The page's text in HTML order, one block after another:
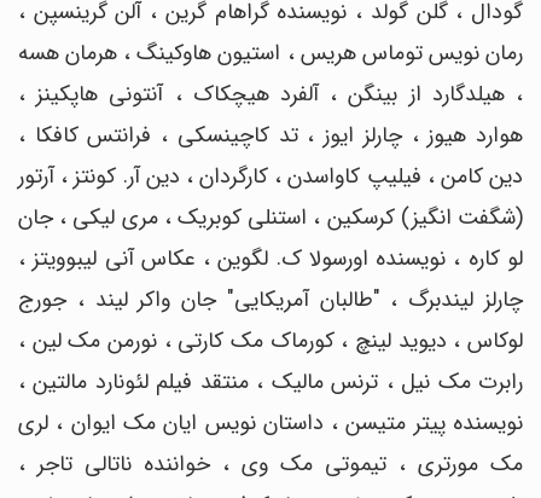
گودال ، گلن گولد ، نویسنده گراهام گرین ، آلن گرینسپن ،
رمان نویس توماس هریس ، استیون هاوکینگ ، هرمان هسه
، هیلدگارد از بینگن ، آلفرد هیچکاک ، آنتونی هاپکینز ،
هوارد هیوز ، چارلز ایوز ، تد کاچینسکی ، فرانتس کافکا ،
دین کامن ، فیلیپ کاواسدن ، کارگردان ، دین آر. کونتز ، آرتور
(شگفت انگیز) کرسکین ، استنلی کوبریک ، مری لیکی ، جان
لو کاره ، نویسنده اورسولا ک. لگوین ، عکاس آنی لیبوویتز ،
چارلز لیندبرگ ، "طالبان آمریکایی" جان واکر لیند ، جورج
لوکاس ، دیوید لینچ ، کورماک مک کارتی ، نورمن مک لین ،
رابرت مک نیل ، ترنس مالیک ، منتقد فیلم لئونارد مالتین ،
نویسنده پیتر متیسن ، داستان نویس ایان مک ایوان ، لری
مک مورتری ، تیموتی مک وی ، خواننده ناتالی تاجر ،